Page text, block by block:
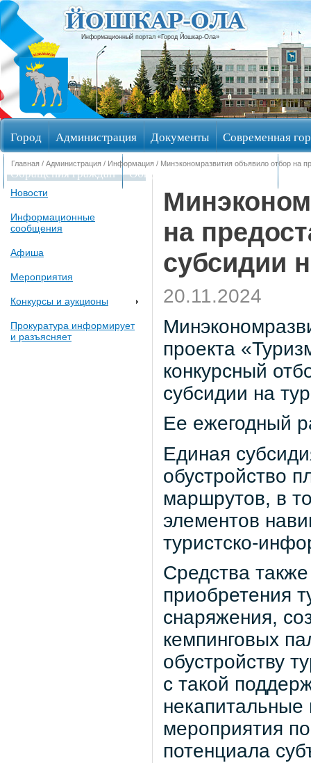
Информационный портал «Город Йошкар-Ола»
Город Администрация Документы Современная
Обращения граждан Общественные обсуждения
Главная / Администрация / Информация / Минэкономразвития объявило отбор на
Новости
Информационные
сообщения
Афиша
Мероприятия
Конкурсы и аукционы
Прокуратура информирует
и разъясняет
на
субсидии
20.11.2024
проекта
конкурсный
субсидии на
Ее ежегодный
Единая
обустройство
маршрутов, в
элементов
туристско-
Средства
приобретения
снаряжения,
кемпинговых
обустройству
с такой
мероприятия
потенциала